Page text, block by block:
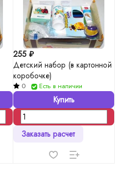
255 ₽
Детский набор (в картонной
коробочке)
0 Есть в наличии
Купить
Заказать расчет